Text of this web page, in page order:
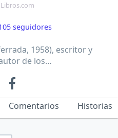
seguidores
1958), escritor y
de los…
Comentarios Historias